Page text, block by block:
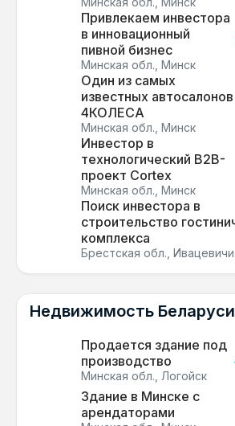
Привлекаем инвестора
в инновационный
пивной бизнес
Минская обл., Минск
Один из самых
известных
4КОЛЕСА
Минская обл., Минск
Инвестор в
технологический B2B-
проект Cortex
Минская обл., Минск
Поиск инвестора в
строительство
комплекса
Брестская обл., Ивацевичи
Недвижимость Беларуси
Продается здание под
производство
Минская обл., Логойск
Здание в Минске с
арендаторами